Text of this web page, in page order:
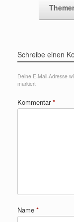
Schreibe einen
Deine E-Mail-Adresse
markiert
Kommentar*
Name *